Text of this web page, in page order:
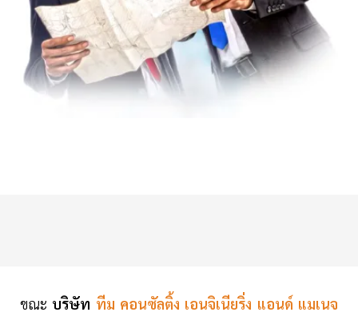
ขณะ บริษัท ทีม คอนซัลติ้ง เอนจิเนียริ่ง แอนด์ แมเนจ